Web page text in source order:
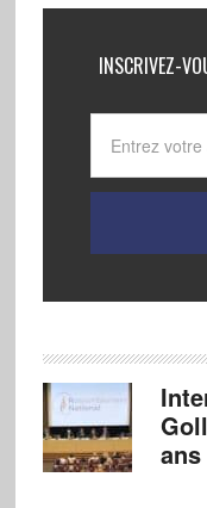
INSCRIVEZ-